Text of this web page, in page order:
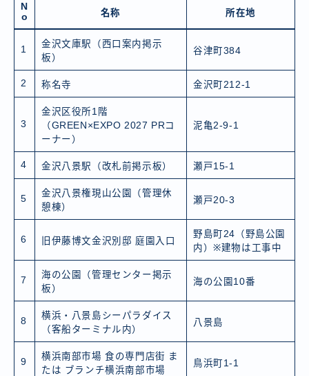
N
o
名称 所在地
1
金沢文庫駅（西口案内掲示
板）
谷津町384
2 称名寺 金沢町212-1
3
金沢区役所1階
（GREEN×EXPO 2027 PRコ
ーナー）
泥亀2-9-1
4 金沢八景駅（改札前掲示板） 瀬戸15-1
5
金沢八景権現山公園（管理休
憩棟）
瀬戸20-3
6 旧伊藤博文金沢別邸 庭園入口
野島町24（野島公園
内）※建物は工事中
7
海の公園（管理センター掲示
板）
海の公園10番
8
横浜・八景島シーパラダイス
（客船ターミナル内）
八景島
9
横浜南部市場 食の専門店街 ま
たは ブランチ横浜南部市場
鳥浜町1-1